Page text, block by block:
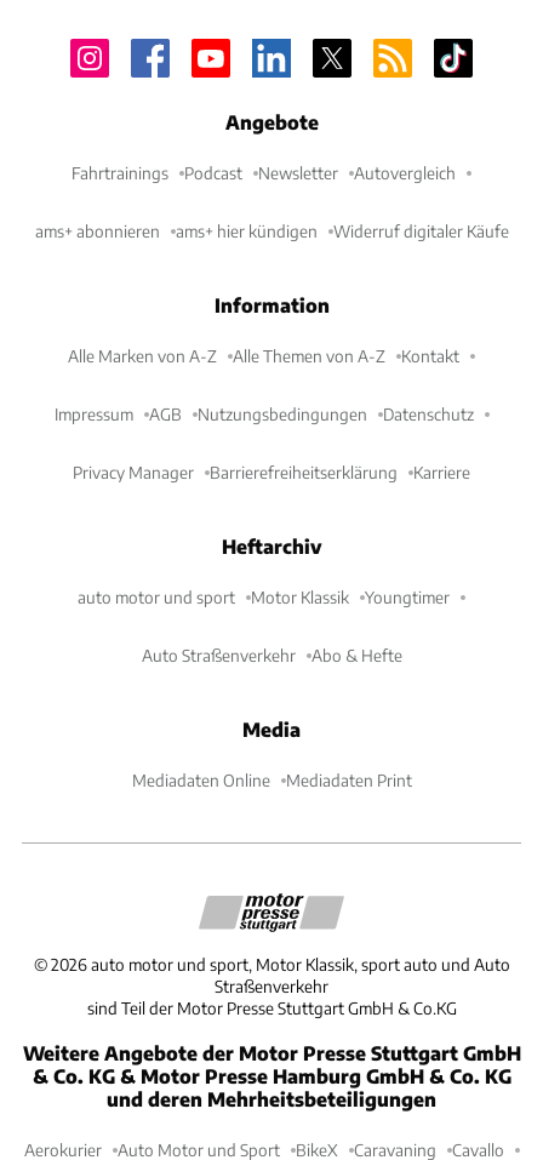
Angebote
Fahrtrainings Podcast Newsletter Autovergleich
ams+ abonnieren ams+ hier kündigen Widerruf digitaler Käufe
Information
Alle Marken von A-Z Alle Themen von A-Z Kontakt
Impressum AGB Nutzungsbedingungen Datenschutz
Privacy Manager Barrierefreiheitserklärung Karriere
Heftarchiv
auto motor und sport Motor Klassik Youngtimer
Auto Straßenverkehr Abo & Hefte
Media
Mediadaten Online Mediadaten Print
©2026 auto motor und sport, Motor Klassik, sport auto und Auto
Straßenverkehr
sind Teil der Motor Presse Stuttgart GmbH & Co.KG
Weitere Angebote der Motor Presse Stuttgart GmbH
& Co. KG & Motor Presse Hamburg GmbH & Co. KG
und deren Mehrheitsbeteiligungen
Aerokurier Auto Motor und Sport BikeX Caravaning Cavallo